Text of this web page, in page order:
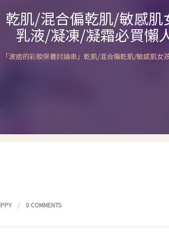
主題穿搭
是閃亮亮
身體保養
簡易編髮教學
染燙日記
小狗喔唷日記
峇
長灘
泰
乾肌/混合偏乾肌/敏感
乳液/凝凍/凝霜必買懶
「波痞的彩妝保養討論串」乾肌/混合偏乾肌/敏感肌
0 COMMENTS